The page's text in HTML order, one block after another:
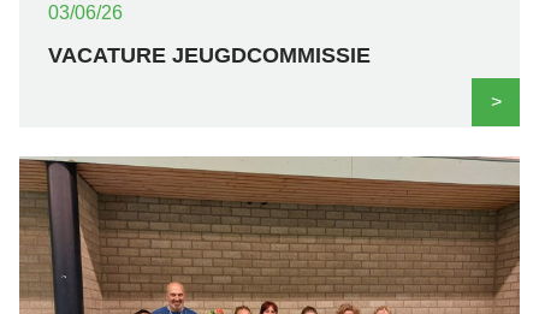
03/06/26
VACATURE JEUGDCOMMISSIE
>